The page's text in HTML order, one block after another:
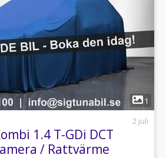
1
2 juli
1.4 T-GDi DCT
/ Rattvärme